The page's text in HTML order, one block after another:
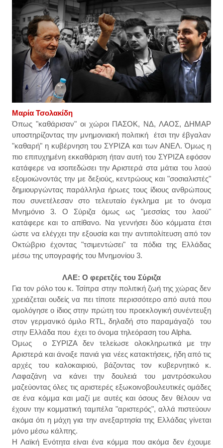
Μαρία Τσολακίδη
Όπως "καθάρισαν" οι χώροι ΠΑΣΟΚ, ΝΔ, ΛΑΟΣ, ΔΗΜΑΡ
υποστηρίζοντας την μνημονιακή πολιτική έτσι την έβγαλαν
"καθαρή" η κυβέρνηση του ΣΥΡΙΖΑ και των ΑΝΕΛ. Όμως η
πιο επιτυχημένη εκκαθάριση ήταν αυτή του ΣΥΡΙΖΑ εφόσον
κατάφερε να ισοπεδώσει την Αριστερά στα μάτια του λαού
εξομοιώνοντάς την με δεξιούς, κεντρώους και "σοσιαλιστές"
δημιουργώντας παράλληλα ήρωες τους ίδιους ανθρώπους
που συνετέλεσαν στο τελευταίο έγκλημα με το όνομα
Μνημόνιο 3. Ο Σύριζα όμως ως "μεσσίας του λαού"
κατάφερε και το απίθανο. Να γεννήσει δύο κόμματα έτσι
ώστε να ελέγχει την εξουσία και την αντιπολίτευση από τον
Οκτώβριο έχοντας "τσιμεντώσει" τα πόδια της Ελλάδας
μέσω της υπογραφής του Μνημονίου 3.
ΛΑΕ: Ο φερετζές του Σύριζα
Για τον ρόλο του κ. Τσίπρα στην πολιτική ζωή της χώρας δεν
χρειάζεται ουδείς να πει τίποτε περισσότερο από αυτά που
ομολόγησε ο ίδιος στην πρώτη του προεκλογική συνέντευξη
στον γερμανικό όμιλο RTL, δηλαδή στο παραμάγαζό του
στην Ελλάδα που έχει το όνομα τηλεόραση του Alpha.
Όμως ο ΣΥΡΙΖΑ δεν τελείωσε ολοκληρωτικά με την
Αριστερά και άνοιξε πανιά για νέες κατακτήσεις, ήδη από τις
αρχές του καλοκαιριού, βάζοντας τον κυβερνητικό κ.
Λαφαζάνη να κάνει την δουλειά του μαντρόσκυλου
μαζεύοντας όλες τις αριστερές εξωκοινοβουλευτικές ομάδες
σε ένα κόμμα και μαζί με αυτές και όσους δεν θέλουν να
έχουν την κομματική ταμπέλα "αριστερός", αλλά πιστεύουν
ακόμα ότι η μάχη για την ανεξαρτησία της Ελλάδας γίνεται
μόνο μέσω κάλπης.
Η Λαϊκή Ενότητα είναι ένα κόμμα που ακόμα δεν έχουμε